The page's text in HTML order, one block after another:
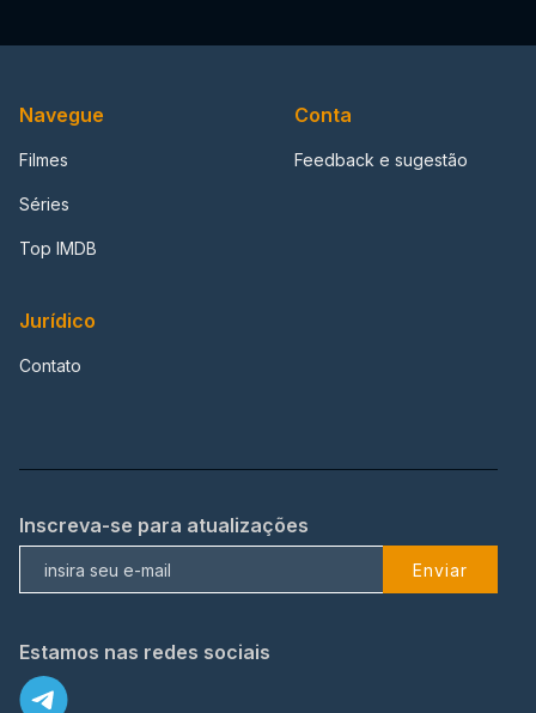
Navegue
Filmes
Séries
Top IMDB
Conta
Feedback e sugestão
Jurídico
Contato
Inscreva-se para atualizações
Enviar
Estamos nas redes sociais